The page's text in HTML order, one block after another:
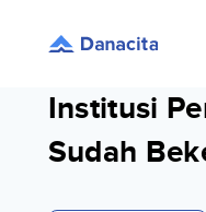
Institusi
Sudah